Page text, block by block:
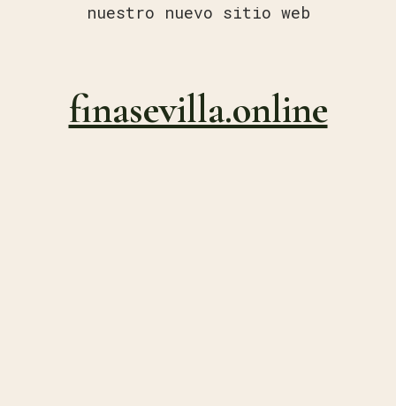
nuestro nuevo sitio web
finasevilla.online